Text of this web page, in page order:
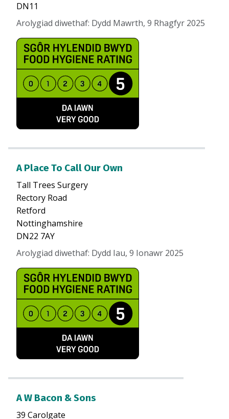
DN11
Arolygiad diwethaf: Dydd Mawrth, 9 Rhagfyr 2025
A Place To Call Our Own
Tall Trees Surgery
Rectory Road
Retford
Nottinghamshire
DN22 7AY
Arolygiad diwethaf: Dydd Iau, 9 Ionawr 2025
A W Bacon & Sons
39 Carolgate